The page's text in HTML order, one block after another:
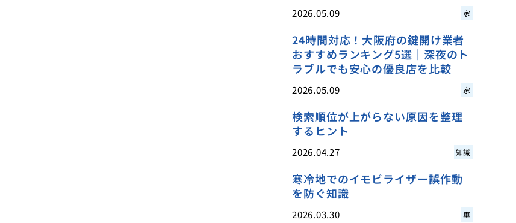
2026.05.09 家
24時間対応！大阪府の鍵開け業者
おすすめランキング5選｜深夜のト
ラブルでも安心の優良店を比較
2026.05.09 家
検索順位が上がらない原因を整理
するヒント
2026.04.27 知識
寒冷地でのイモビライザー誤作動
を防ぐ知識
2026.03.30 車